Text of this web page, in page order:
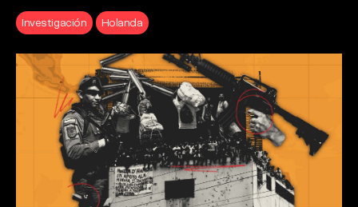
Investigación Holanda